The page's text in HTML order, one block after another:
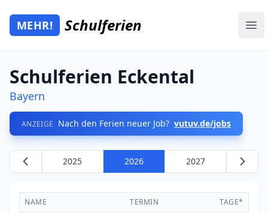
Zum Hauptinhalt springen
Mehr Schulferien
MEHR! Schulferien
Schulferien Eckental
Bayern
ANZEIGE Nach den Ferien neuer Job? vutuv.de/jobs
2025 2026 2027
NAME TERMIN
TAGE*